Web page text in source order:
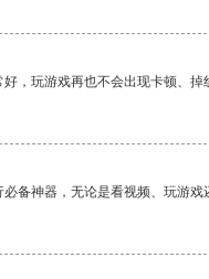
，玩游戏再也不会出现卡顿、
备神器，无论是看视频、玩游